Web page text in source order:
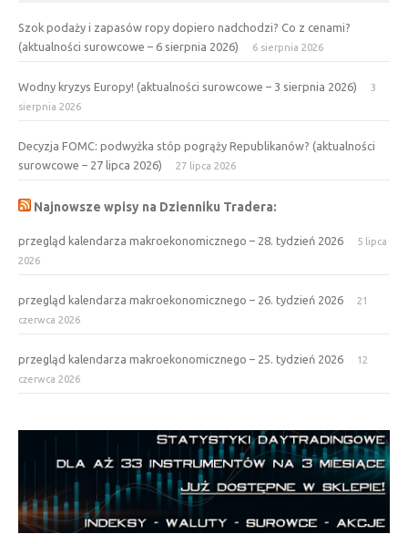
Szok podaży i zapasów ropy dopiero nadchodzi? Co z cenami?
(aktualności surowcowe – 6 sierpnia 2026)
6 sierpnia 2026
Wodny kryzys Europy! (aktualności surowcowe – 3 sierpnia 2026)
3
sierpnia 2026
Decyzja FOMC: podwyżka stóp pogrąży Republikanów? (aktualności
surowcowe – 27 lipca 2026)
27 lipca 2026
Najnowsze wpisy na Dzienniku Tradera:
przegląd kalendarza makroekonomicznego – 28. tydzień 2026
5 lipca
2026
przegląd kalendarza makroekonomicznego – 26. tydzień 2026
21
czerwca 2026
przegląd kalendarza makroekonomicznego – 25. tydzień 2026
12
czerwca 2026